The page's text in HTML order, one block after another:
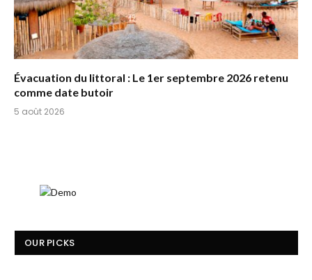
Évacuation du littoral : Le 1er septembre 2026 retenu
comme date butoir
5 août 2026
OUR PICKS